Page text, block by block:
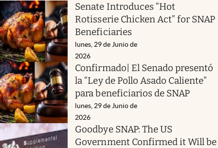
Senate Introduces “Hot
Rotisserie Chicken Act” for SNAP
Beneficiaries
lunes, 29 de Junio de
2026
Confirmado| El Senado presentó
la “Ley de Pollo Asado Caliente”
para beneficiarios de SNAP
lunes, 29 de Junio de
2026
Goodbye SNAP: The US
Government Confirmed it Will be